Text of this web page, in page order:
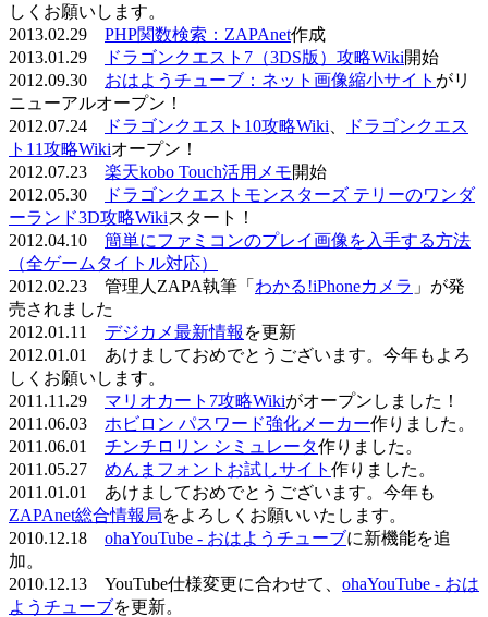
しくお願いします。
2013.02.29 PHP関数検索：ZAPAnet作成
2013.01.29
ドラゴンクエスト7（3DS版）攻略Wiki開始
2012.09.30 おはようチューブ：ネット画像縮小サイト がリ
ニューアルオープン！
2012.07.24
ドラゴンクエスト10攻略Wiki
ドラゴンクエス
ト11攻略Wikiオープン！
2012.07.23 楽天kobo Touch活用メモ開始
2012.05.30
ドラゴンクエストモンスターズ テリーのワンダ
ーランド3D攻略Wikiスタート！
2012.04.10 簡単にファミコンのプレイ画像を入手する方法
（全ゲームタイトル対応）
2012.02.23 管理人ZAPA執筆「 わかる!iPhoneカメラ 」が発
売されました
2012.01.11 デジカメ最新情報 を更新
2012.01.01 あけましておめでとうございます。今年もよろ
しくお願いします。
2011.11.29 マリオカート7攻略Wikiがオープンしました！
2011.06.03 ホビロン パスワード強化メーカー作りました。
2011.06.01 チンチロリン シミュレータ作りました。
2011.05.27 めんまフォントお試しサイト 作りました。
2011.01.01 あけましておめでとうございます。今年も
ZAPAnet総合情報局をよろしくお願いいたします。
2010.12.18 ohaYouTube - おはようチューブに新機能を追
加。
2010.12.13 YouTube仕様変更に合わせて、 ohaYouTube - おは
ようチューブを更新。